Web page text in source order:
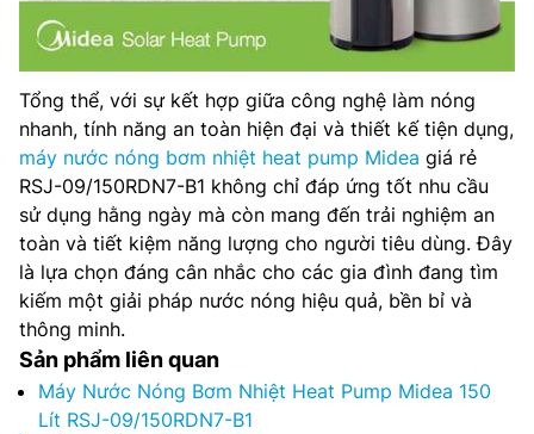
Tổng thể, với sự kết hợp giữa công nghệ làm nóng
nhanh, tính năng an toàn hiện đại và thiết kế tiện dụng,
máy nước nóng bơm nhiệt heat pump Midea giá rẻ
RSJ-09/150RDN7-B1 không chỉ đáp ứng tốt nhu cầu
sử dụng hằng ngày mà còn mang đến trải nghiệm an
toàn và tiết kiệm năng lượng cho người tiêu dùng. Đây
là lựa chọn đáng cân nhắc cho các gia đình đang tìm
kiếm một giải pháp nước nóng hiệu quả, bền bỉ và
thông minh.
Sản phẩm liên quan
Máy Nước Nóng Bơm Nhiệt Heat Pump Midea 150
Lít RSJ-09/150RDN7-B1